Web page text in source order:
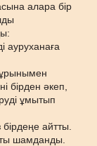
алара бір
ауруханаға
бірден әкеп,
ұмытып
айтты.
шамданды.